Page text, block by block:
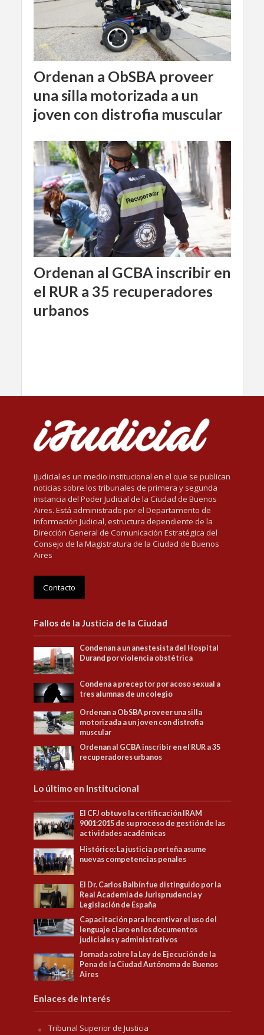
Ordenan a ObSBA proveer
una silla motorizada a un
joven con distrofia muscular
Ordenan al GCBA inscribir en
el RUR a 35 recuperadores
urbanos
iJudicial es un medio institucional en el que se publican
noticias sobre los tribunales de primera y segunda
instancia del Poder Judicial de la Ciudad de Buenos
Aires. Está administrado por el Departamento de
Información Judicial, estructura dependiente de la
Dirección General de Comunicación Estratégica del
Consejo de la Magistratura de la Ciudad de Buenos
Aires
Contacto
Fallos de la Justicia de la Ciudad
Condenan a un anestesista del Hospital
Durand por violencia obstétrica
Condena a preceptor por acoso sexual a
tres alumnas de un colegio
Ordenan a ObSBA proveer una silla
motorizada a un joven con distrofia
muscular
Ordenan al GCBA inscribir en el RUR a 35
recuperadores urbanos
Lo último en Institucional
El CFJ obtuvo la certificación IRAM
9001:2015 de su proceso de gestión de las
actividades académicas
Histórico: La justicia porteña asume
nuevas competencias penales
El Dr. Carlos Balbín fue distinguido por la
Real Academia de Jurisprudencia y
Legislación de España
Capacitación para Incentivar el uso del
lenguaje claro en los documentos
judiciales y administrativos
Jornada sobre la Ley de Ejecución de la
Pena de la Ciudad Autónoma de Buenos
Aires
Enlaces de interés
Tribunal Superior de Justicia